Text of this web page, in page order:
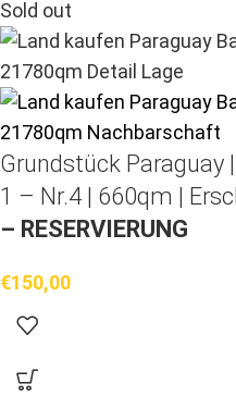
Sold out
Grundstück Paraguay |
1 – Nr.4 | 660qm |
– RESERVIERUNG
€150,00